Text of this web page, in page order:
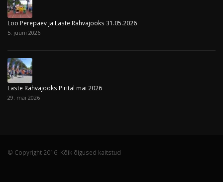
Loo Perepäev ja Laste Rahvajooks 31.05.2026
5. juuni 2026
Laste Rahvajooks Pirital mai 2026
29. mai 2026
© Copyright 2016. Kõik õigused kaitstud